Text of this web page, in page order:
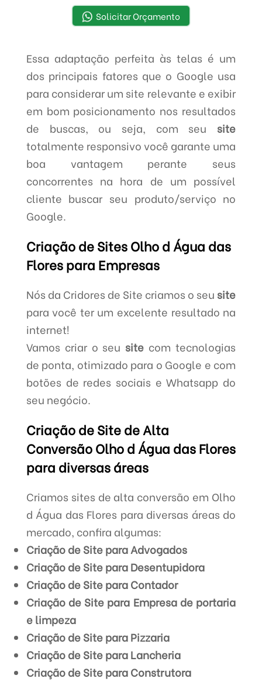
Solicitar Orçamento
Essa adaptação perfeita às telas é um
dos principais fatores que o Google usa
para considerar um site relevante e exibir
em bom posicionamento nos resultados
de buscas, ou seja, com seu site
totalmente responsivo você garante uma
boa vantagem perante seus
concorrentes na hora de um possível
cliente buscar seu produto/serviço no
Google.
Criação de Sites Olho d Água das
Flores para Empresas
Nós da Cridores de Site criamos o seu site
para você ter um excelente resultado na
internet!
Vamos criar o seu site com tecnologias
de ponta, otimizado para o Google e com
botões de redes sociais e Whatsapp do
seu negócio.
Criação de Site de Alta
Conversão Olho d Água das Flores
para diversas áreas
Criamos sites de alta conversão em Olho
d Água das Flores para diversas áreas do
mercado, confira algumas:
Criação de Site para Advogados
Criação de Site para Desentupidora
Criação de Site para Contador
Criação de Site para Empresa de portaria
e limpeza
Criação de Site para Pizzaria
Criação de Site para Lancheria
Criação de Site para Construtora